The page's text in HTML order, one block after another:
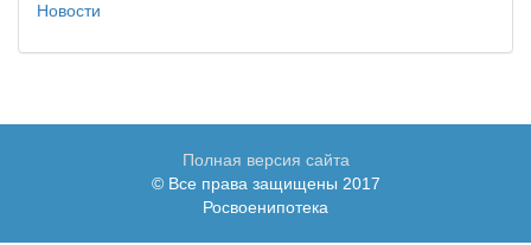
Новости
Полная версия сайта
© Все права защищены 2017
Росвоенипотека